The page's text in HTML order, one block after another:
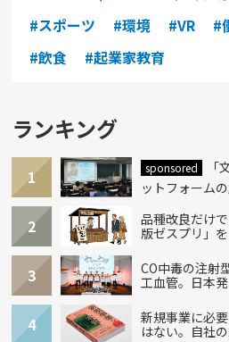
#スポーツ
#環境 #VR #
#飲食
#起業家教育
ランキング
1 sponsored
ットフォーム
2
品種改良だけ
版ゼスプリ」
3
CO中毒の注射
工血管。日本
4
新規事業に必
はない。自社